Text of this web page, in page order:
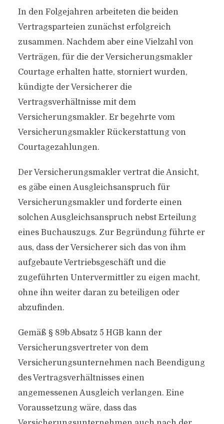
In den Folgejahren arbeiteten die beiden
Vertragsparteien zunächst erfolgreich
zusammen. Nachdem aber eine Vielzahl von
Verträgen, für die der Versicherungsmakler
Courtage erhalten hatte, storniert wurden,
kündigte der Versicherer die
Vertragsverhältnisse mit dem
Versicherungsmakler. Er begehrte vom
Versicherungsmakler Rückerstattung von
Courtagezahlungen.
Der Versicherungsmakler vertrat die Ansicht,
es gäbe einen Ausgleichsanspruch für
Versicherungsmakler und forderte einen
solchen Ausgleichsanspruch nebst Erteilung
eines Buchauszugs. Zur Begründung führte er
aus, dass der Versicherer sich das von ihm
aufgebaute Vertriebsgeschäft und die
zugeführten Untervermittler zu eigen macht,
ohne ihn weiter daran zu beteiligen oder
abzufinden.
Gemäß § 89b Absatz 5 HGB kann der
Versicherungsvertreter von dem
Versicherungsunternehmen nach Beendigung
des Vertragsverhältnisses einen
angemessenen Ausgleich verlangen. Eine
Voraussetzung wäre, dass das